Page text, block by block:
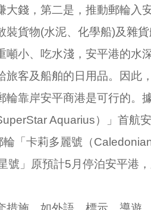
大錢，第二是，推動郵輪入
裝貨物(水泥、化學船)及雜
噸小、吃水淺，安平港的水
旅客及船舶的日用品。因此
輪靠岸安平商港是可行的。
Aquarius）」首航
「卡莉多麗號（
號」原預計5月停泊安平港